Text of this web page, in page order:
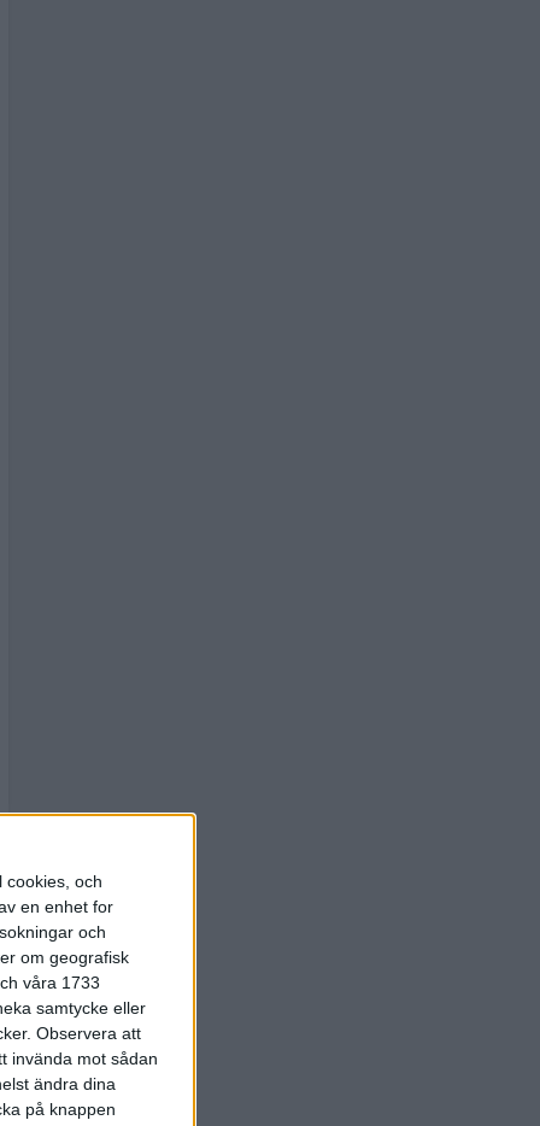
cookies, och
en enhet for
och
om geografisk
våra 1733
samtycke eller
Observera att
invända mot sådan
ändra dina
på knappen